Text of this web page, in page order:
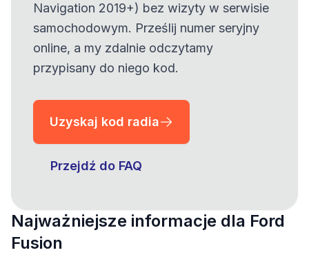
Navigation 2019+) bez wizyty w serwisie
samochodowym. Prześlij numer seryjny
online, a my zdalnie odczytamy
przypisany do niego kod.
Uzyskaj kod radia
Przejdź do FAQ
Najważniejsze informacje dla Ford
Fusion